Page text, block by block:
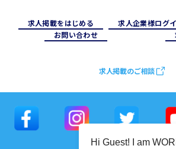
求⼈掲載をはじめる 求⼈企業様ログ
お問い合わせ
求人掲載のご相談
Hi Guest! I am